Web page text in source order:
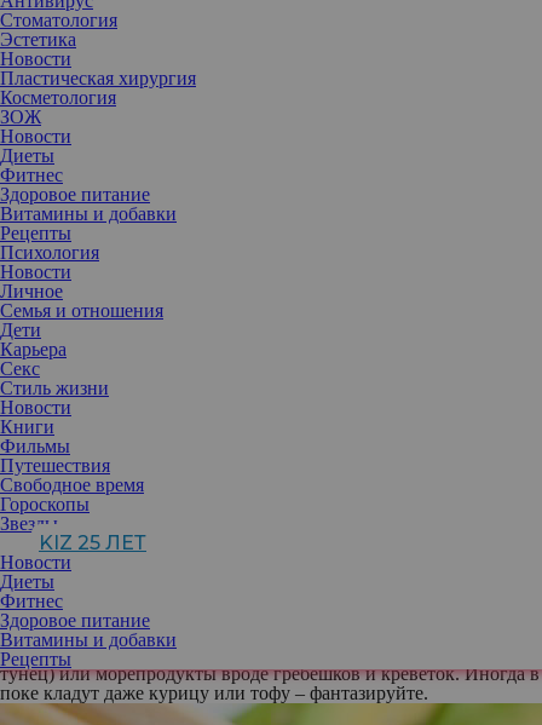
Стоматология
Эстетика
Новости
Пластическая хирургия
Косметология
ЗОЖ
Новости
Диеты
Фитнес
Здоровое питание
Витамины и добавки
Рецепты
Психология
Новости
Личное
Семья и отношения
Дети
Карьера
Секс
Стиль жизни
Новости
Книги
Фильмы
Путешествия
Свободное время
Гороскопы
Звезды
KIZ 25 ЛЕТ
Новости
Диеты
Фитнес
Здоровое питание
Витамины и добавки
Рецепты
Чтобы понять причину популярности поке-боул, достаточно
взглянуть на эти миски, наполненные теплым рисом, свежими
морепродуктами, вкусной заправкой и миксом из зелени,
овощей и суперфудов. Выглядит ярко, аппетитно и очень сытно
– и на самом деле содержит здоровые белки, жиры и углеводы
ровно в том количестве, чтобы почувствовать себя счастливым.
Чтобы приготовить поке-боул, сложите в глубокую тарелку:
Рис для суши, киноа или цельнозерновой булгур. В
классическом поке крупа должна быть теплой. Самый
диетический вариант – использовать в качестве “подушки” микс
салатных листьев.
Ломтики сырой или чуть подмаринованной рыбы (лосось,
тунец) или морепродукты вроде гребешков и креветок. Иногда в
поке кладут даже курицу или тофу – фантазируйте.